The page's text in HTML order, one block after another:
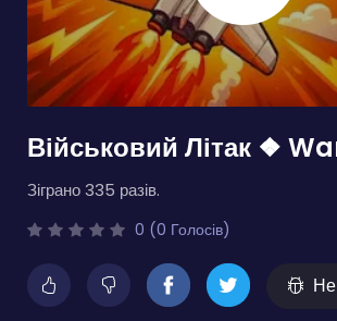
Військовий Літак ❖
Зіграно 335 разів.
0 (0 Голосів)